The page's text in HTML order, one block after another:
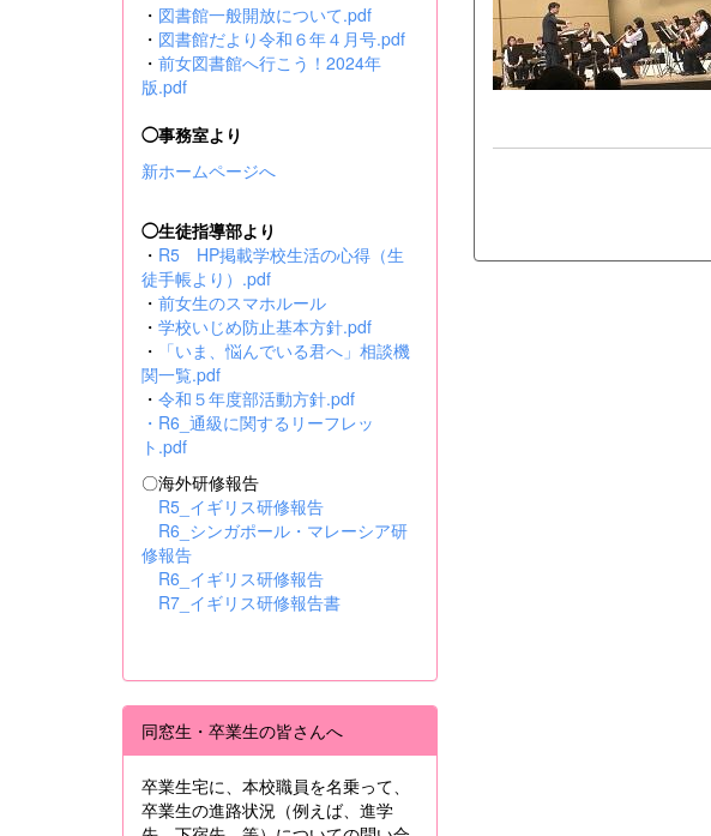
・ 図書館一般開放について.pdf
・ 図書館だより令和６年４月号.pdf
・ 前女図書館へ行こう！2024年
版.pdf
◯事務室より
新ホームページへ
◯生徒指導部より
・ R5 HP掲載学校生活の心得（生
徒手帳より）.pdf
・ 前女生のスマホルール
・ 学校いじめ防止基本方針.pdf
・
「いま、悩んでいる君へ」相談機
関一覧.pdf
・ 令和５年度部活動方針.pdf
・ R6_通級に関するリーフレッ
ト.pdf
〇海外研修報告
R5_イギリス研修報告
R6_シンガポール・マレーシア研
修報告
R6_イギリス研修報告
R7_イギリス研修報告書
同窓生・卒業生の皆さんへ
卒業生宅に、本校職員を名乗って、
卒業生の進路状況（例えば、進学